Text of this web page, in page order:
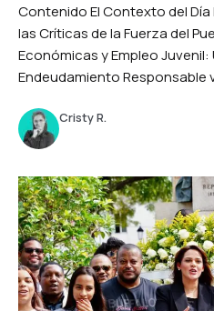
Contenido El Contexto del
las Críticas de la Fuerza del
Económicas y Empleo Juvenil:
Endeudamiento Responsable
Cristy R.